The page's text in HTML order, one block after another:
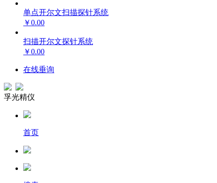
单点开尔文扫描探针系统
￥0.00
扫描开尔文探针系统
￥0.00
在线垂询
孚光精仪
首页